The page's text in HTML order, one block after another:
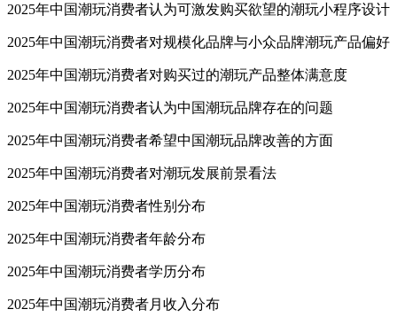
2025年中国潮玩消费者认为可激发购买欲望的潮玩小程序设计
2025年中国潮玩消费者对规模化品牌与小众品牌潮玩产品偏好
2025年中国潮玩消费者对购买过的潮玩产品整体满意度
2025年中国潮玩消费者认为中国潮玩品牌存在的问题
2025年中国潮玩消费者希望中国潮玩品牌改善的方面
2025年中国潮玩消费者对潮玩发展前景看法
2025年中国潮玩消费者性别分布
2025年中国潮玩消费者年龄分布
2025年中国潮玩消费者学历分布
2025年中国潮玩消费者月收入分布